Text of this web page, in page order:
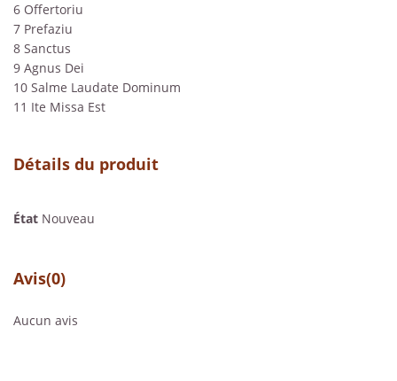
6 Offertoriu
7 Prefaziu
8 Sanctus
9 Agnus Dei
10 Salme Laudate Dominum
11 Ite Missa Est
Détails du produit
État Nouveau
Avis(0)
Aucun avis